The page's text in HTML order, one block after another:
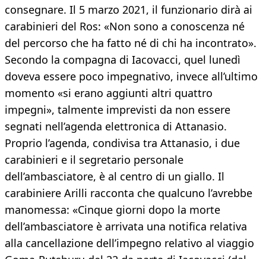
consegnare. Il 5 marzo 2021, il funzionario dirà ai
carabinieri del Ros: «Non sono a conoscenza né
del percorso che ha fatto né di chi ha incontrato».
Secondo la compagna di Iacovacci, quel lunedì
doveva essere poco impegnativo, invece all’ultimo
momento «si erano aggiunti altri quattro
impegni», talmente imprevisti da non essere
segnati nell’agenda elettronica di Attanasio.
Proprio l’agenda, condivisa tra Attanasio, i due
carabinieri e il segretario personale
dell’ambasciatore, è al centro di un giallo. Il
carabiniere Arilli racconta che qualcuno l’avrebbe
manomessa: «Cinque giorni dopo la morte
dell’ambasciatore è arrivata una notifica relativa
alla cancellazione dell’impegno relativo al viaggio